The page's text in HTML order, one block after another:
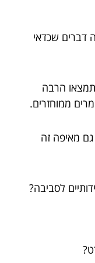
דברים שכדאי
הרבה
ממוחזרים.
מאיפה זה
לסביבה?